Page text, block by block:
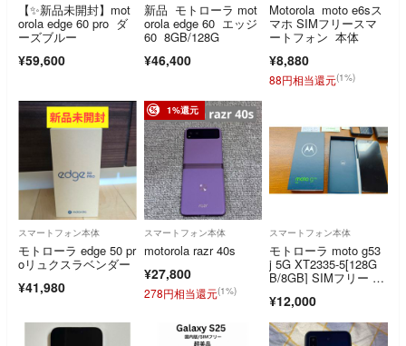
【✨新品未開封】mot
orola edge 60 pro ダ
ーズブルー
¥59,600
新品 モトローラ mot
orola edge 60 エッジ
60 8GB/128G
¥46,400
Motorola moto e6sス
マホ SIMフリースマ
ートフォン 本体
¥8,880
88円相当還元(1%)
スマートフォン本体
モトローラ edge 50 pr
oリュクスラベンダー
¥41,980
1%還元
スマートフォン本体
motorola razr 40s
¥27,800
278円相当還元(1%)
スマートフォン本体
モトローラ moto g53
j 5G XT2335-5[128G
B/8GB] SIMフリー シ
¥12,000